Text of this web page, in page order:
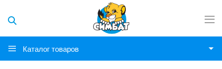
Каталог товаров